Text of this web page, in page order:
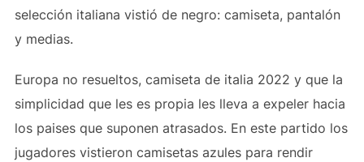
selección italiana vistió de negro: camiseta, pantalón
y medias.
Europa no resueltos, camiseta de italia 2022 y que la
simplicidad que les es propia les lleva a expeler hacia
los paises que suponen atrasados. En este partido los
jugadores vistieron camisetas azules para rendir